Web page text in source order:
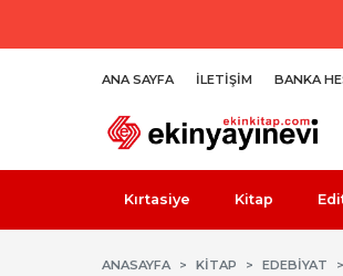
ANA SAYFA İLETIŞIM BANKA
Kırtasiye Kitap
ANASAYFA KİTAP EDEBIYAT